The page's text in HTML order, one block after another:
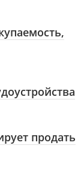
продать